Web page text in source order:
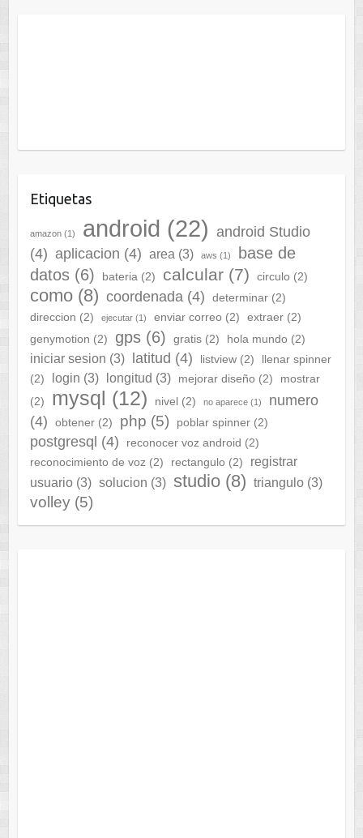
Etiquetas
amazon(1) android (22) android Studio
(4) aplicacion (4) area(3) aws (1)
base de
datos(6) bateria(2) calcular(7) circulo (2)
como(8) coordenada(4) determinar(2)
direccion (2) ejecutar(1) enviar correo (2) extraer(2)
genymotion (2) gps(6) gratis(2) hola mundo (2)
iniciar sesion (3) latitud (4) listview(2)
llenar spinner
(2)
login (3) longitud (3) mejorar diseño (2)
mostrar
(2)
mysql (12) nivel(2) no aparece(1)
numero
(4)
obtener(2) php (5) poblar spinner(2)
postgresql (4) reconocer voz android (2)
reconocimiento de voz(2) rectangulo (2)
registrar
usuario(3) solucion (3) studio(8) triangulo(3)
volley(5)